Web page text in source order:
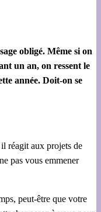
obligé. Même si on
un an, on ressent le
année. Doit-on se
réagit aux projets de
pas vous emmener
peut-être que votre